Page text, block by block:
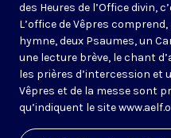
des Heures de l’Office divin,
L’office de Vêpres
hymne, deux Psaumes, un
une lecture brève, le chant
les prières d’intercession et
Vêpres et de la messe sont
qu’indiquent le site